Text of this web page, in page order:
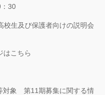
：30
校生及び保護者向けの説明会
はこちら
対象 第11期募集に関する情